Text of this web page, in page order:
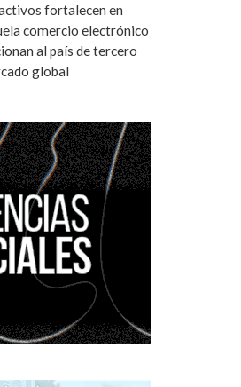
fortalecen en
comercio electrónico
al país de tercero
global